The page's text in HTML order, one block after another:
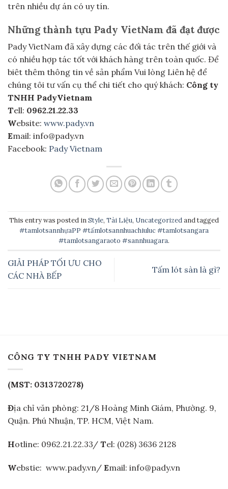
trên nhiều dự án có uy tín.
Những thành tựu Pady VietNam đã đạt được
Pady VietNam đã xây dựng các đối tác trên thế giới và
có nhiều hợp tác tốt với khách hàng trên toàn quốc. Để
biêt thêm thông tin về sản phẩm Vui lòng Liên hệ để
chúng tôi tư vấn cụ thể chi tiết cho quý khách: Công ty
TNHH PadyVietnam
Tell: 0962.21.22.33
Website: www.pady.vn
Email: info@pady.vn
Facebook: Pady Vietnam
This entry was posted inStyle, Tài Liệu, Uncategorizedand tagged
#tamlotsannhựaPP #tấmlotsannhuachiuluc #tamlotsangara
#tamlotsangaraoto #sannhuagara.
GIẢI PHÁP TỐI ƯU CHO
CÁC NHÀ BẾP
Tấm lót sàn là gì?
CÔNG TY TNHH PADY VIETNAM
(MST: 0313720278)
Địa chỉ văn phòng: 21/8 Hoàng Minh Giám, Phường. 9,
Quận. Phú Nhuận, TP. HCM, Việt Nam.
Hotline: 0962.21.22.33/ Tel: (028) 3636 2128
Webstie: www.pady.vn/ Email: info@pady.vn